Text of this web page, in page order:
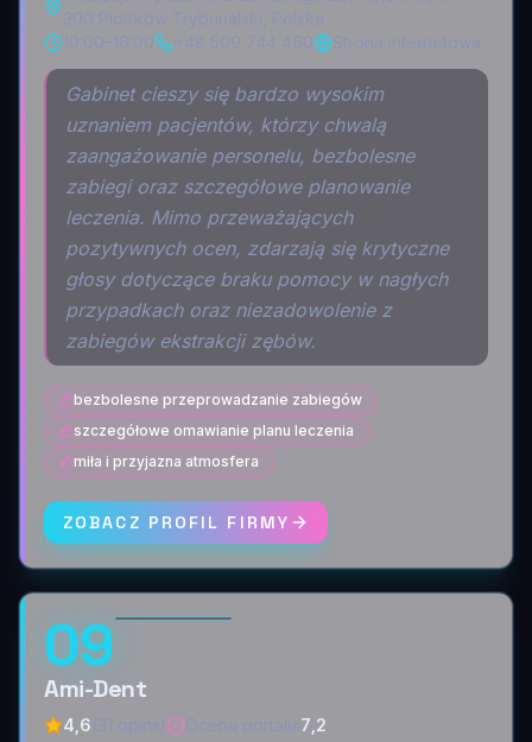
Gabinet cieszy się bardzo wysokim
uznaniem pacjentów, którzy chwalą
zaangażowanie personelu, bezbolesne
zabiegi oraz szczegółowe planowanie
leczenia. Mimo przeważających
pozytywnych ocen, zdarzają się krytyczne
głosy dotyczące braku pomocy w nagłych
przypadkach oraz niezadowolenie z
zabiegów ekstrakcji zębów.
bezbolesne przeprowadzanie zabiegów
szczegółowe omawianie planu leczenia
miła i przyjazna atmosfera
ZOBACZ PROFIL FIRMY
09
Ami-Dent
4,6
7,2